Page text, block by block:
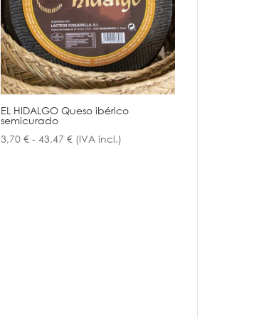
EL HIDALGO Queso ibérico
semicurado
3,70€ - 43,47€Rango
(IVA incl.)